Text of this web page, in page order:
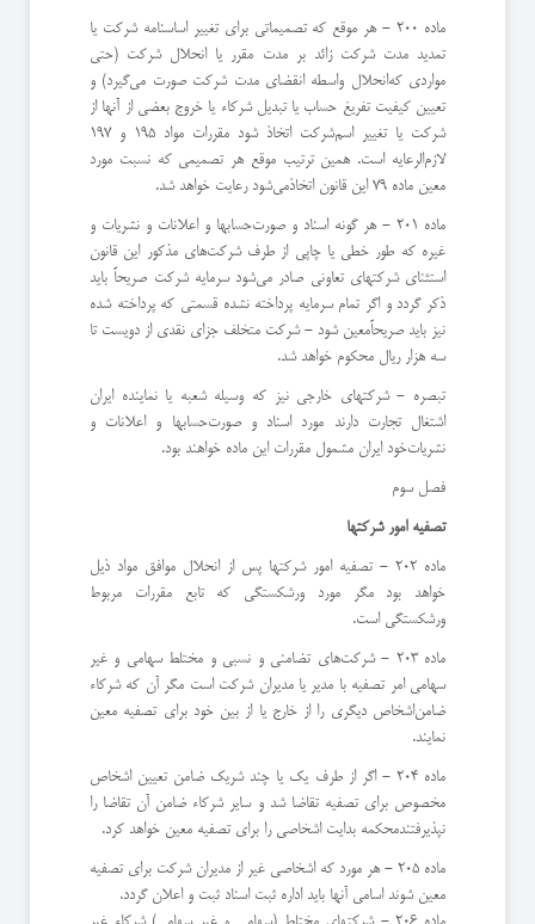
ماده 200 - هر موقع كه تصمیماتی برای تغییر اساسنامه شركت یا
تمدید مدت شركت زائد بر مدت مقرر یا انحلال شركت (‌حتی
مواردی كه‌انحلال واسطه انقضای مدت شركت صورت می‌گیرد) و
تعیین كیفیت تفریغ حساب یا تبدیل شركاء یا خروج بعضی از آنها از
شركت یا تغییر اسم‌شركت اتخاذ شود مقررات مواد 195 و 197
لازم‌الرعایه است. همین ترتیب موقع هر تصمیمی كه نسبت مورد
معین ماده 79 این قانون اتخاذ‌می‌شود رعایت خواهد شد.
ماده 201 - هر گونه اسناد و صورت‌حسابها و اعلانات و نشریات و
غیره كه طور خطی یا چاپی از طرف شركت‌های مذكور این قانون
‌استثنای شركتهای تعاونی صادر می‌شود سرمایه شركت صریحاً باید
ذكر گردد و اگر تمام سرمایه پرداخته نشده قسمتی كه پرداخته شده
نیز باید صریحاً‌معین شود - شركت متخلف جزای نقدی از دویست تا
سه هزار ریال محكوم خواهد شد.
‌تبصره - شركتهای خارجی نیز كه وسیله شعبه یا نماینده ایران
اشتغال تجارت دارند مورد اسناد و صورت‌حسابها و اعلانات و
نشریات‌خود ایران مشمول مقررات این ماده خواهند بود.
‌فصل سوم
‌تصفیه امور شركتها
ماده 202 - تصفیه امور شركتها پس از انحلال موافق مواد ذیل
خواهد بود مگر مورد ورشكستگی كه تابع مقررات مربوط
ورشكستگی است.
ماده 203 - شركت‌های تضامنی و نسبی و مختلط سهامی و غیر
سهامی امر تصفیه با مدیر یا مدیران شركت است مگر آن كه شركاء
ضامن‌اشخاص دیگری را از خارج یا از بین خود برای تصفیه معین
نمایند.
ماده 204 - اگر از طرف یك یا چند شریك ضامن تعیین اشخاص
مخصوص برای تصفیه تقاضا شد و سایر شركاء ضامن آن تقاضا را
نپذیرفتند‌محكمه بدایت اشخاصی را برای تصفیه معین خواهد كرد.
ماده 205 - هر مورد كه اشخاصی غیر از مدیران شركت برای تصفیه
معین شوند اسامی آنها باید اداره ثبت اسناد ثبت و اعلان گردد.